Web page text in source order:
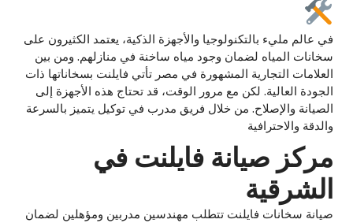
في عالم مليء بالتكنولوجيا والأجهزة الذكية، يعتمد الكثيرون على
سخانات المياه لضمان وجود مياه ساخنة في منازلهم. ومن بين
العلامات التجارية المشهورة في مصر تأتي فايلنت بسخاناتها ذات
الجودة العالية. لكن مع مرور الوقت، قد تحتاج هذه الأجهزة إلى
الصيانة والإصلاح. من خلال فريق مدرب في توكيل يتميز بالسرعة
والدقة والاحترافية
مركز صيانة فايلنت في
الشرقية
صيانة سخانات فايلنت تتطلب مهندسين مدربين ومؤهلين لضمان